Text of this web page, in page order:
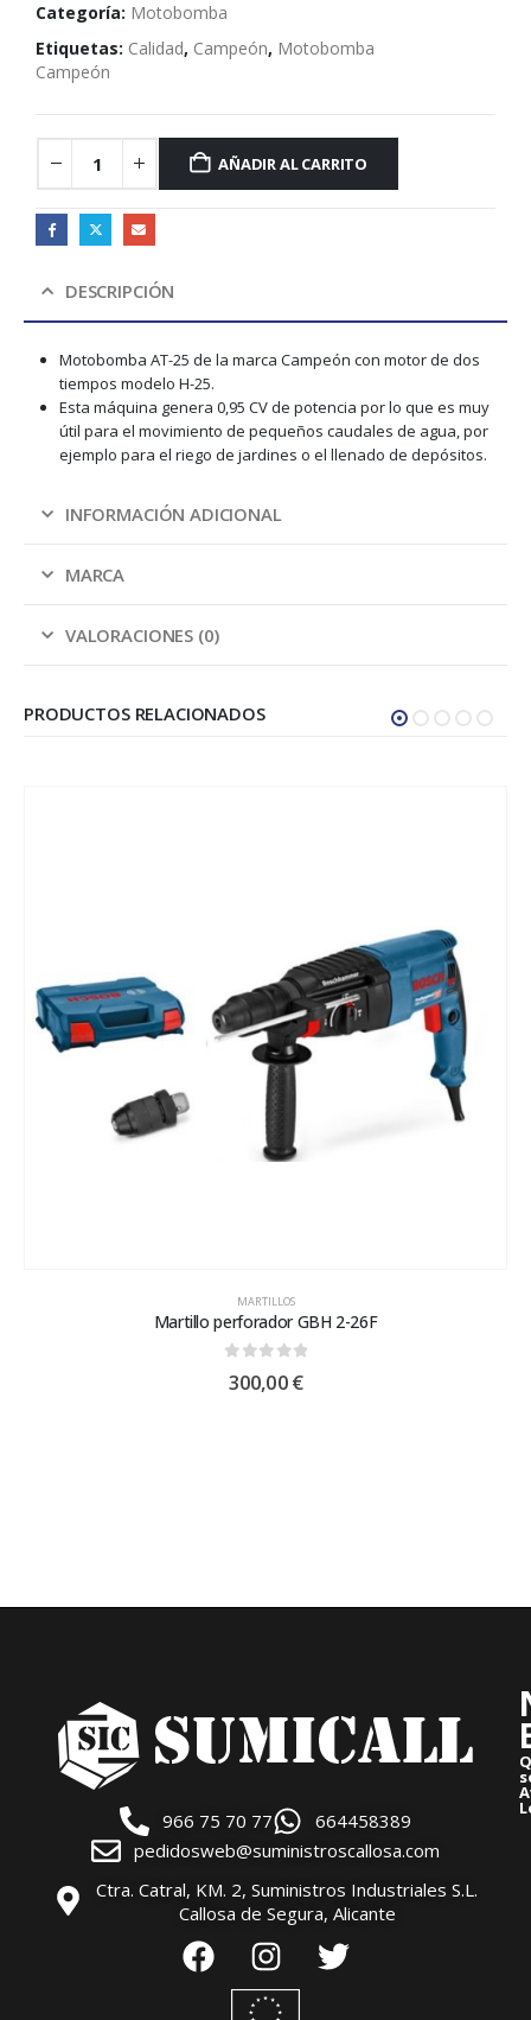
Categoría: Motobomba
Etiquetas: Calidad, Campeón, Motobomba
Campeón
AÑADIR AL CARRITO
DESCRIPCIÓN
Motobomba AT-25 de la marca Campeón con motor de dos
tiempos modelo H-25.
Esta máquina genera 0,95 CV de potencia por lo que es muy
útil para el movimiento de pequeños caudales de agua, por
ejemplo para el riego de jardines o el llenado de depósitos.
INFORMACIÓN ADICIONAL
MARCA
VALORACIONES (0)
PRODUCTOS RELACIONADOS
MARTILLOS
Martillo perforador GBH 2-26F
300,00€
966 75 70 77
664458389
pedidosweb@suministroscallosa.com
Ctra. Catral, KM. 2, Suministros Industriales S.L.
Callosa de Segura, Alicante